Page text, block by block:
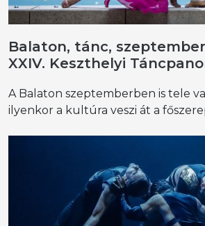
Balaton, tánc,
XXIV. Keszthelyi
A Balaton szeptemberben is tele
ilyenkor a kultúra veszi át a